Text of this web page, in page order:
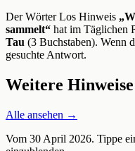
Der Wörter Los Hinweis
sammelt“ hat im Täglichen
Tau (3 Buchstaben). Wenn
gesuchte Antwort.
Weitere
Alle ansehen →
Vom 30 April 2026. Tippe